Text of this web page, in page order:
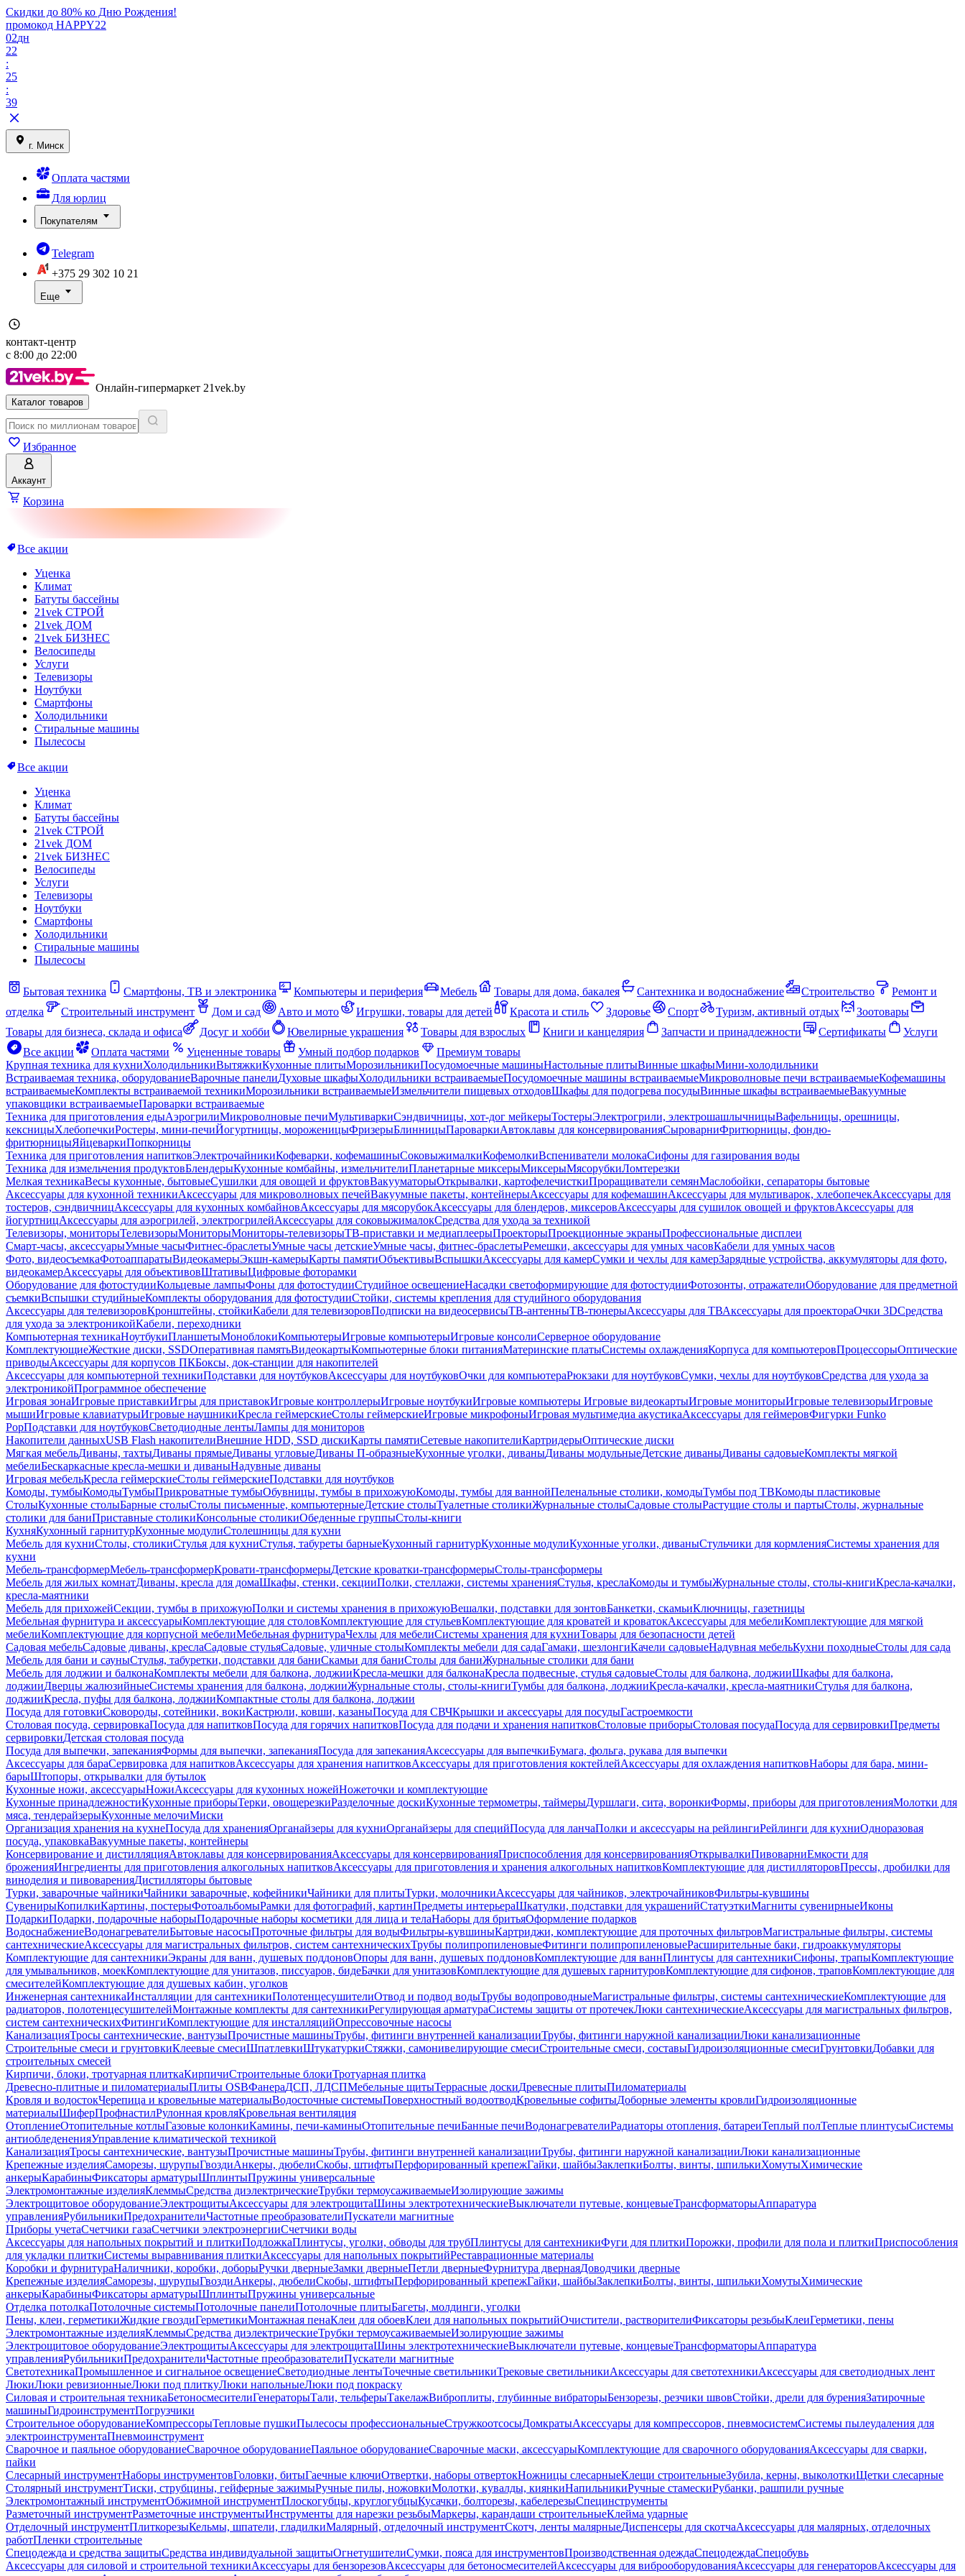
Скидки до 80% ко Дню Рождения!
промокод HAPPY22
02дн
22
:
25
:
39
г. Минск
Оплата частями
Для юрлиц
Покупателям
Telegram
+375 29 302 10 21
Еще
контакт-центр
с 8:00 до 22:00
Онлайн-гипермаркет 21vek.by
Каталог товаров
Избранное
Аккаунт
Корзина
Все акции
Уценка
Климат
Батуты бассейны
21vek СТРОЙ
21vek ДОМ
21vek БИЗНЕС
Велосипеды
Услуги
Телевизоры
Ноутбуки
Смартфоны
Холодильники
Стиральные машины
Пылесосы
Все акции
Уценка
Климат
Батуты бассейны
21vek СТРОЙ
21vek ДОМ
21vek БИЗНЕС
Велосипеды
Услуги
Телевизоры
Ноутбуки
Смартфоны
Холодильники
Стиральные машины
Пылесосы
Бытовая техника Смартфоны, ТВ и электроника Компьютеры и периферия Мебель Товары для дома, бакалея Сантехника и водоснабжение Строительство
Ремонт и
отделка
Строительный инструмент Дом и сад Авто и мото Игрушки, товары для детей Красота и стиль Здоровье Спорт Туризм, активный отдых
Зоотовары
Товары для бизнеса, склада и офиса
Досуг и хобби Ювелирные украшения Товары для взрослых Книги и канцелярия Запчасти и принадлежности Сертификаты
Услуги
Все акции
Оплата частями Уцененные товары Умный подбор подарков
Премиум товары
Крупная техника для кухниХолодильникиВытяжкиКухонные плитыМорозильникиПосудомоечные машиныНастольные плитыВинные шкафыМини-холодильники
Встраиваемая техника, оборудованиеВарочные панелиДуховые шкафыХолодильники встраиваемыеПосудомоечные машины встраиваемыеМикроволновые печи встраиваемыеКофемашины
встраиваемыеКомплекты встраиваемой техникиМорозильники встраиваемыеИзмельчители пищевых отходовШкафы для подогрева посудыВинные шкафы встраиваемыеВакуумные
упаковщики встраиваемыеПароварки встраиваемые
Техника для приготовления едыАэрогрилиМикроволновые печиМультиваркиСэндвичницы, хот-дог мейкерыТостерыЭлектрогрили, электрошашлычницыВафельницы, орешницы,
кексницыХлебопечкиРостеры, мини-печиЙогуртницы, мороженицыФризерыБлинницыПароваркиАвтоклавы для консервированияСыроварниФритюрницы, фондю-
фритюрницыЯйцеваркиПопкорницы
Техника для приготовления напитковЭлектрочайникиКофеварки, кофемашиныСоковыжималкиКофемолкиВспениватели молокаСифоны для газирования воды
Техника для измельчения продуктовБлендерыКухонные комбайны, измельчителиПланетарные миксерыМиксерыМясорубкиЛомтерезки
Мелкая техникаВесы кухонные, бытовыеСушилки для овощей и фруктовВакууматорыОткрывалки, картофелечисткиПроращиватели семянМаслобойки, сепараторы бытовые
Аксессуары для кухонной техникиАксессуары для микроволновых печейВакуумные пакеты, контейнерыАксессуары для кофемашинАксессуары для мультиварок, хлебопечекАксессуары для
тостеров, сэндвичницАксессуары для кухонных комбайновАксессуары для мясорубокАксессуары для блендеров, миксеровАксессуары для сушилок овощей и фруктовАксессуары для
йогуртницАксессуары для аэрогрилей, электрогрилейАксессуары для соковыжималокСредства для ухода за техникой
Телевизоры, мониторыТелевизорыМониторыМониторы-телевизорыТВ-приставки и медиаплеерыПроекторыПроекционные экраныПрофессиональные дисплеи
Смарт-часы, аксессуарыУмные часыФитнес-браслетыУмные часы детскиеУмные часы, фитнес-браслетыРемешки, аксессуары для умных часовКабели для умных часов
Фото, видеосъемкаФотоаппаратыВидеокамерыЭкшн-камерыКарты памятиОбъективыВспышкиАксессуары для камерСумки и чехлы для камерЗарядные устройства, аккумуляторы для фото,
видеокамерАксессуары для объективовШтативыЦифровые фоторамки
Оборудование для фотостудииКольцевые лампыФоны для фотостудииСтудийное освещениеНасадки светоформирующие для фотостудииФотозонты, отражателиОборудование для предметной
съемкиВспышки студийныеКомплекты оборудования для фотостудииСтойки, системы крепления для студийного оборудования
Аксессуары для телевизоровКронштейны, стойкиКабели для телевизоровПодписки на видеосервисыТВ-антенныТВ-тюнерыАксессуары для ТВАксессуары для проектораОчки 3DСредства
для ухода за электроникойКабели, переходники
Компьютерная техникаНоутбукиПланшетыМоноблокиКомпьютерыИгровые компьютерыИгровые консолиСерверное оборудование
КомплектующиеЖесткие диски, SSDОперативная памятьВидеокартыКомпьютерные блоки питанияМатеринские платыСистемы охлажденияКорпуса для компьютеровПроцессорыОптические
приводыАксессуары для корпусов ПКБоксы, док-станции для накопителей
Аксессуары для компьютерной техникиПодставки для ноутбуковАксессуары для ноутбуковОчки для компьютераРюкзаки для ноутбуковСумки, чехлы для ноутбуковСредства для ухода за
электроникойПрограммное обеспечение
Игровая зонаИгровые приставкиИгры для приставокИгровые контроллерыИгровые ноутбукиИгровые компьютеры Игровые видеокартыИгровые мониторыИгровые телевизорыИгровые
мышиИгровые клавиатурыИгровые наушникиКресла геймерскиеСтолы геймерскиеИгровые микрофоныИгровая мультимедиа акустикаАксессуары для геймеровФигурки Funko
PopПодставки для ноутбуковСветодиодные лентыЛампы для мониторов
Накопители данныхUSB Flash накопителиВнешние HDD, SSD дискиКарты памятиСетевые накопителиКартридерыОптические диски
Мягкая мебельДиваны, тахтыДиваны прямыеДиваны угловыеДиваны П-образныеКухонные уголки, диваныДиваны модульныеДетские диваныДиваны садовыеКомплекты мягкой
мебелиБескаркасные кресла-мешки и диваныНадувные диваны
Игровая мебельКресла геймерскиеСтолы геймерскиеПодставки для ноутбуков
Комоды, тумбыКомодыТумбыПрикроватные тумбыОбувницы, тумбы в прихожуюКомоды, тумбы для ваннойПеленальные столики, комодыТумбы под ТВКомоды пластиковые
СтолыКухонные столыБарные столыСтолы письменные, компьютерныеДетские столыТуалетные столикиЖурнальные столыСадовые столыРастущие столы и партыСтолы, журнальные
столики для баниПриставные столикиКонсольные столикиОбеденные группыСтолы-книги
КухняКухонный гарнитурКухонные модулиСтолешницы для кухни
Мебель для кухниСтолы, столикиСтулья для кухниСтулья, табуреты барныеКухонный гарнитурКухонные модулиКухонные уголки, диваныСтульчики для кормленияСистемы хранения для
кухни
Мебель-трансформерМебель-трансформерКровати-трансформерыДетские кроватки-трансформерыСтолы-трансформеры
Мебель для жилых комнатДиваны, кресла для домаШкафы, стенки, секцииПолки, стеллажи, системы храненияСтулья, креслаКомоды и тумбыЖурнальные столы, столы-книгиКресла-качалки,
кресла-маятники
Мебель для прихожейСекции, тумбы в прихожуюПолки и системы хранения в прихожуюВешалки, подставки для зонтовБанкетки, скамьиКлючницы, газетницы
Мебельная фурнитура и аксессуарыКомплектующие для столовКомплектующие для стульевКомплектующие для кроватей и кроватокАксессуары для мебелиКомплектующие для мягкой
мебелиКомплектующие для корпусной мебелиМебельная фурнитураЧехлы для мебелиСистемы хранения для кухниТовары для безопасности детей
Садовая мебельСадовые диваны, креслаСадовые стульяСадовые, уличные столыКомплекты мебели для садаГамаки, шезлонгиКачели садовыеНадувная мебельКухни походныеСтолы для сада
Мебель для бани и сауныСтулья, табуретки, подставки для баниСкамьи для баниСтолы для баниЖурнальные столики для бани
Мебель для лоджии и балконаКомплекты мебели для балкона, лоджииКресла-мешки для балконаКресла подвесные, стулья садовыеСтолы для балкона, лоджииШкафы для балкона,
лоджииДверцы жалюзийныеСистемы хранения для балкона, лоджииЖурнальные столы, столы-книгиТумбы для балкона, лоджииКресла-качалки, кресла-маятникиСтулья для балкона,
лоджииКресла, пуфы для балкона, лоджииКомпактные столы для балкона, лоджии
Посуда для готовкиСковороды, сотейники, вокиКастрюли, ковши, казаныПосуда для СВЧКрышки и аксессуары для посудыГастроемкости
Столовая посуда, сервировкаПосуда для напитковПосуда для горячих напитковПосуда для подачи и хранения напитковСтоловые приборыСтоловая посудаПосуда для сервировкиПредметы
сервировкиДетская столовая посуда
Посуда для выпечки, запеканияФормы для выпечки, запеканияПосуда для запеканияАксессуары для выпечкиБумага, фольга, рукава для выпечки
Аксессуары для бараСервировка для напитковАксессуары для хранения напитковАксессуары для приготовления коктейлейАксессуары для охлаждения напитковНаборы для бара, мини-
барыШтопоры, открывалки для бутылок
Кухонные ножи, аксессуарыНожиАксессуары для кухонных ножейНожеточки и комплектующие
Кухонные принадлежностиКухонные приборыТерки, овощерезкиРазделочные доскиКухонные термометры, таймерыДуршлаги, сита, воронкиФормы, приборы для приготовленияМолотки для
мяса, тендерайзерыКухонные мелочиМиски
Организация хранения на кухнеПосуда для храненияОрганайзеры для кухниОрганайзеры для специйПосуда для ланчаПолки и аксессуары на рейлингиРейлинги для кухниОдноразовая
посуда, упаковкаВакуумные пакеты, контейнеры
Консервирование и дистилляцияАвтоклавы для консервированияАксессуары для консервированияПриспособления для консервированияОткрывалкиПивоварниЕмкости для
броженияИнгредиенты для приготовления алкогольных напитковАксессуары для приготовления и хранения алкогольных напитковКомплектующие для дистилляторовПрессы, дробилки для
виноделия и пивоваренияДистилляторы бытовые
Турки, заварочные чайникиЧайники заварочные, кофейникиЧайники для плитыТурки, молочникиАксессуары для чайников, электрочайниковФильтры-кувшины
СувенирыКопилкиКартины, постерыФотоальбомыРамки для фотографий, картинПредметы интерьераШкатулки, подставки для украшенийСтатуэткиМагниты сувенирныеИконы
ПодаркиПодарки, подарочные наборыПодарочные наборы косметики для лица и телаНаборы для бритьяОформление подарков
ВодоснабжениеВодонагревателиБытовые насосыПроточные фильтры для водыФильтры-кувшиныКартриджи, комплектующие для проточных фильтровМагистральные фильтры, системы
сантехническиеАксессуары для магистральных фильтров, систем сантехническихТрубы полипропиленовыеФитинги полипропиленовыеРасширительные баки, гидроаккумуляторы
Комплектующие для сантехникиЭкраны для ванн, душевых поддоновОпоры для ванн, душевых поддоновКомплектующие для ваннПлинтусы для сантехникиСифоны, трапыКомплектующие
для умывальников, моекКомплектующие для унитазов, писсуаров, бидеБачки для унитазовКомплектующие для душевых гарнитуровКомплектующие для сифонов, траповКомплектующие для
смесителейКомплектующие для душевых кабин, уголков
Инженерная сантехникаИнсталляции для сантехникиПолотенцесушителиОтвод и подвод водыТрубы водопроводныеМагистральные фильтры, системы сантехническиеКомплектующие для
радиаторов, полотенцесушителейМонтажные комплекты для сантехникиРегулирующая арматураСистемы защиты от протечекЛюки сантехническиеАксессуары для магистральных фильтров,
систем сантехническихФитингиКомплектующие для инсталляцийОпрессовочные насосы
КанализацияТросы сантехнические, вантузыПрочистные машиныТрубы, фитинги внутренней канализацииТрубы, фитинги наружной канализацииЛюки канализационные
Строительные смеси и грунтовкиКлеевые смесиШпатлевкиШтукатуркиСтяжки, самонивелирующие смесиСтроительные смеси, составыГидроизоляционные смесиГрунтовкиДобавки для
строительных смесей
Кирпичи, блоки, тротуарная плиткаКирпичиСтроительные блокиТротуарная плитка
Древесно-плитные и пиломатериалыПлиты OSBФанераДСП, ЛДСПМебельные щитыТеррасные доскиДревесные плитыПиломатериалы
Кровля и водостокЧерепица и кровельные материалыВодосточные системыПоверхностный водоотводКровельные софитыДоборные элементы кровлиГидроизоляционные
материалыШиферПрофнастилРулонная кровляКровельная вентиляция
ОтоплениеОтопительные котлыГазовые колонкиКамины, печи-каминыОтопительные печиБанные печиВодонагревателиРадиаторы отопления, батареиТеплый полТеплые плинтусыСистемы
антиобледененияУправление климатической техникой
КанализацияТросы сантехнические, вантузыПрочистные машиныТрубы, фитинги внутренней канализацииТрубы, фитинги наружной канализацииЛюки канализационные
Крепежные изделияСаморезы, шурупыГвоздиАнкеры, дюбелиСкобы, штифтыПерфорированный крепежГайки, шайбыЗаклепкиБолты, винты, шпилькиХомутыХимические
анкерыКарабиныФиксаторы арматурыШплинтыПружины универсальные
Электромонтажные изделияКлеммыСредства диэлектрическиеТрубки термоусаживаемыеИзолирующие зажимы
Электрощитовое оборудованиеЭлектрощитыАксессуары для электрощитаШины электротехническиеВыключатели путевые, концевыеТрансформаторыАппаратура
управленияРубильникиПредохранителиЧастотные преобразователиПускатели магнитные
Приборы учетаСчетчики газаСчетчики электроэнергииСчетчики воды
Аксессуары для напольных покрытий и плиткиПодложкаПлинтусы, уголки, обводы для трубПлинтусы для сантехникиФуги для плиткиПорожки, профили для пола и плиткиПриспособления
для укладки плиткиСистемы выравнивания плиткиАксессуары для напольных покрытийРеставрационные материалы
Коробки и фурнитураНаличники, коробки, доборыРучки дверныеЗамки дверныеПетли дверныеФурнитура двернаяДоводчики дверные
Крепежные изделияСаморезы, шурупыГвоздиАнкеры, дюбелиСкобы, штифтыПерфорированный крепежГайки, шайбыЗаклепкиБолты, винты, шпилькиХомутыХимические
анкерыКарабиныФиксаторы арматурыШплинтыПружины универсальные
Отделка потолкаПотолочные системыПотолочные панелиПотолочные плитыБагеты, молдинги, уголки
Пены, клеи, герметикиЖидкие гвоздиГерметикиМонтажная пенаКлеи для обоевКлеи для напольных покрытийОчистители, растворителиФиксаторы резьбыКлеиГерметики, пены
Электромонтажные изделияКлеммыСредства диэлектрическиеТрубки термоусаживаемыеИзолирующие зажимы
Электрощитовое оборудованиеЭлектрощитыАксессуары для электрощитаШины электротехническиеВыключатели путевые, концевыеТрансформаторыАппаратура
управленияРубильникиПредохранителиЧастотные преобразователиПускатели магнитные
СветотехникаПромышленное и сигнальное освещениеСветодиодные лентыТочечные светильникиТрековые светильникиАксессуары для светотехникиАксессуары для светодиодных лент
ЛюкиЛюки ревизионныеЛюки под плиткуЛюки напольныеЛюки под покраску
Силовая и строительная техникаБетоносмесителиГенераторыТали, тельферыТакелажВиброплиты, глубинные вибраторыБензорезы, резчики швовСтойки, дрели для буренияЗатирочные
машиныГидроинструментПогрузчики
Строительное оборудованиеКомпрессорыТепловые пушкиПылесосы профессиональныеСтружкоотсосыДомкратыАксессуары для компрессоров, пневмосистемСистемы пылеудаления для
электроинструментаПневмоинструмент
Сварочное и паяльное оборудованиеСварочное оборудованиеПаяльное оборудованиеСварочные маски, аксессуарыКомплектующие для сварочного оборудованияАксессуары для сварки,
пайки
Слесарный инструментНаборы инструментовГоловки, битыГаечные ключиОтвертки, наборы отвертокНожницы слесарныеКлещи строительныеЗубила, керны, выколоткиЩетки слесарные
Столярный инструментТиски, струбцины, гейферные зажимыРучные пилы, ножовкиМолотки, кувалды, киянкиНапильникиРучные стамескиРубанки, рашпили ручные
Электромонтажный инструментОбжимной инструментПлоскогубцы, круглогубцыКусачки, болторезы, кабелерезыСпецинструменты
Разметочный инструментРазметочные инструментыИнструменты для нарезки резьбыМаркеры, карандаши строительныеКлейма ударные
Отделочный инструментПлиткорезыКельмы, шпатели, гладилкиМалярный, отделочный инструментСкотч, ленты малярныеДиспенсеры для скотчаАксессуары для малярных, отделочных
работПленки строительные
Спецодежда и средства защитыСредства индивидуальной защитыОгнетушителиСумки, пояса для инструментовПроизводственная одеждаСпецодеждаСпецобувь
Аксессуары для силовой и строительной техникиАксессуары для бензорезовАксессуары для бетоносмесителейАксессуары для виброоборудованияАксессуары для генераторовАксессуары для